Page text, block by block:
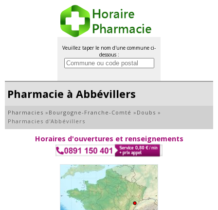
Veuillez taper le nom d'une commune ci-
dessous :
Pharmacie à Abbévillers
Pharmacies » Bourgogne-Franche-Comté » Doubs »
Pharmacies d'Abbévillers
Horaires d'ouvertures et renseignements